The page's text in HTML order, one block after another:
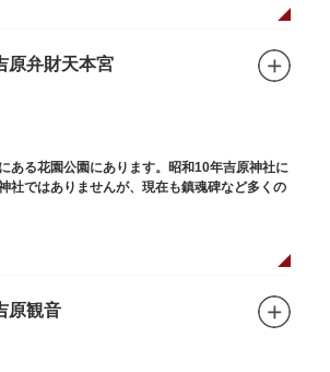
原弁財天本宮
ある花園公園にあります。昭和10年吉原神社に
社ではありませんが、現在も鎮魂碑など多くの
原観音